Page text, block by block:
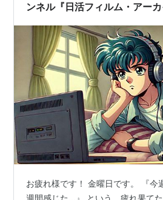
ンネル『日活フィルム・アー
お疲れ様です！ 金曜日です。 『今